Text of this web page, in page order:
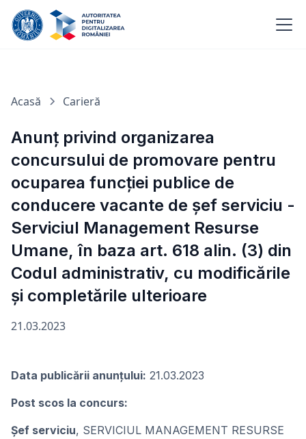
Acasă Carieră
Anunț privind organizarea
concursului de promovare pentru
ocuparea funcţiei publice de
conducere vacante de șef serviciu -
Serviciul Management Resurse
Umane, în baza art. 618 alin. (3) din
Codul administrativ, cu modificările
și completările ulterioare
21.03.2023
Data publicării anunţului: 21.03.2023
Post scos la concurs:
Şef serviciu, SERVICIUL MANAGEMENT RESURSE